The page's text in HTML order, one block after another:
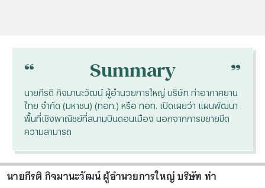
“ Summary “
นายกีรติ กิจมานะวัฒน์ ผู้อำนวยการใหญ่ บริษัท ท่าอากาศยาน
ไทย จำกัด (มหาชน) (ทอท.) หรือ ทอท. เปิดเผยว่า แผนพัฒนา
พื้นที่เชิงพาณิชย์ที่สนามบินดอนเมือง นอกจากการขยายขีด
ความสามารถ
นายกีรติ กิจมานะวัฒน์ ผู้อำนวยการใหญ่ บริษัท ท่า